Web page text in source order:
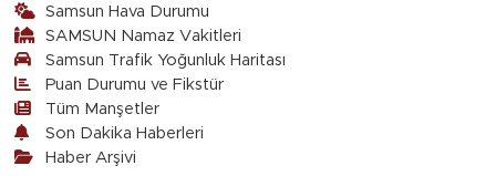
Samsun Hava Durumu
SAMSUN Namaz Vakitleri
Samsun Trafik Yoğunluk Haritası
Puan Durumu ve Fikstür
Tüm Manşetler
Son Dakika Haberleri
Haber Arşivi